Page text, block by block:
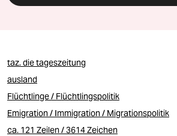
taz. die tageszeitung
ausland
Flüchtlinge / Flüchtlingspolitik
Emigration / Immigration / Migrationspolitik
ca. 121 Zeilen / 3614 Zeichen